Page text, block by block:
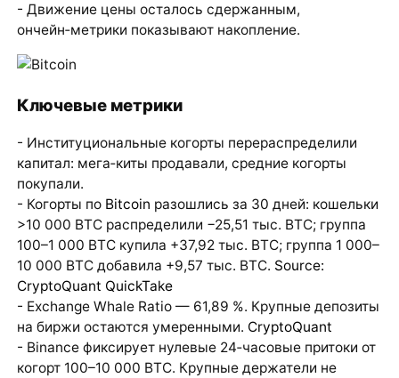
- Движение цены осталось сдержанным,
ончейн‑метрики показывают накопление.
Ключевые метрики
- Институциональные когорты перераспределили
капитал: мега‑киты продавали, средние когорты
покупали.
- Когорты по Bitcoin разошлись за 30 дней: кошельки
>10 000 BTC распределили −25,51 тыс. BTC; группа
100–1 000 BTC купила +37,92 тыс. BTC; группа 1 000–
10 000 BTC добавила +9,57 тыс. BTC. Source:
CryptoQuant QuickTake
- Exchange Whale Ratio — 61,89 %. Крупные депозиты
на биржи остаются умеренными. CryptoQuant
- Binance фиксирует нулевые 24‑часовые притоки от
когорт 100–10 000 BTC. Крупные держатели не